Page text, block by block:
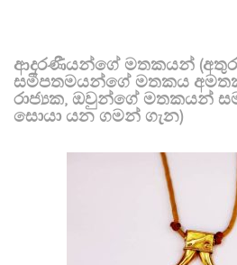
ආදරණීයන්ගේ මතකයන්
සමීපතමයන්ගේ මතකය
රාජ්‍යක, ඔවුන්ගේ මතකයන්
සොයා යන ගමන් ගැන)